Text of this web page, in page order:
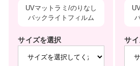
UVマットラミ/のりなし
バックライトフィルム
サイズを選択 サ